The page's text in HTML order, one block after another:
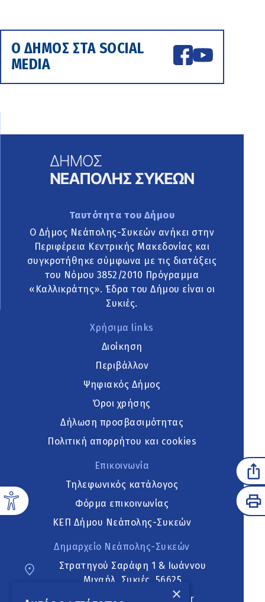
Ο ΔΗΜΟΣ ΣΤΑ SOCIAL
MEDIA
Ταυτότητα του Δήμου
Ο Δήμος Νεάπολης-Συκεών ανήκει στην
Περιφέρεια Κεντρικής Μακεδονίας και
συγκροτήθηκε σύμφωνα με τις διατάξεις
του Νόμου 3852/2010 Πρόγραμμα
«Καλλικράτης». Έδρα του Δήμου είναι οι
Συκιές.
Χρήσιμα links
Διοίκηση
Περιβάλλον
Ψηφιακός Δήμος
Όροι χρήσης
Δήλωση προσβασιμότητας
Πολιτική απορρήτου και cookies
Επικοινωνία
Τηλεφωνικός κατάλογος
Φόρμα επικοινωνίας
ΚΕΠ Δήμου Νεάπολης-Συκεών
Δημαρχείο Νεάπολης-Συκεών
Στρατηγού Σαράφη 1 & Ιωάννου
Μιχαήλ, Συκιές, 56625
neapoli.sykies@ddt.gov.gr
×